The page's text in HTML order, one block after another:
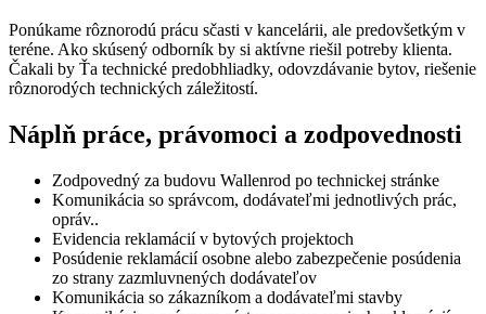
Ponúkame rôznorodú prácu sčasti v kancelárii, ale predovšetkým v
teréne. Ako skúsený odborník by si aktívne riešil potreby klienta.
Čakali by Ťa technické predobhliadky, odovzdávanie bytov, riešenie
rôznorodých technických záležitostí.
Náplň práce, právomoci a zodpovednosti
Zodpovedný za budovu Wallenrod po technickej stránke
Komunikácia so správcom, dodávateľmi jednotlivých prác,
opráv..
Evidencia reklamácií v bytových projektoch
Posúdenie reklamácií osobne alebo zabezpečenie posúdenia
zo strany zazmluvnených dodávateľov
Komunikácia so zákazníkom a dodávateľmi stavby